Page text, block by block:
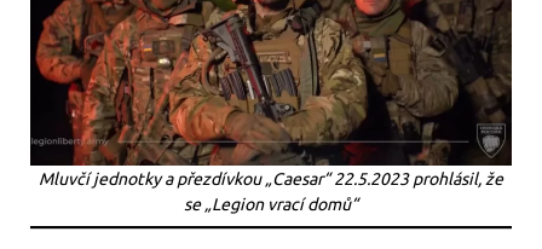
Mluvčí jednotky a přezdívkou „Caesar“ 22.5.2023 prohlásil, že
se „Legion vrací domů“